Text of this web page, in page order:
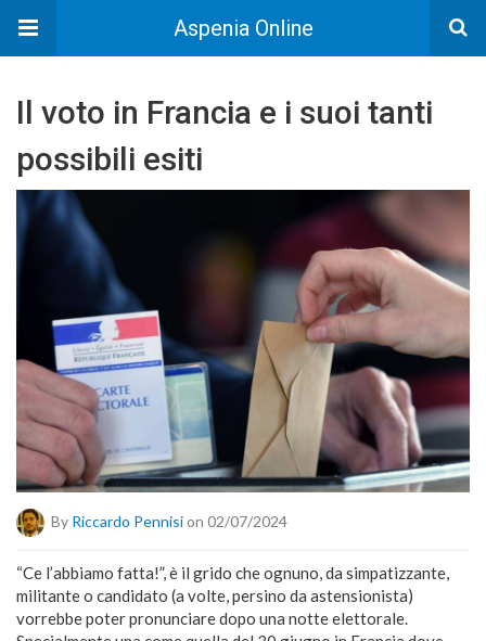
Aspenia Online
Il voto in Francia e i suoi tanti
possibili esiti
By Riccardo Pennision 02/07/2024
“Ce l’abbiamo fatta!”, è il grido che ognuno, da simpatizzante,
militante o candidato (a volte, persino da astensionista)
vorrebbe poter pronunciare dopo una notte elettorale.